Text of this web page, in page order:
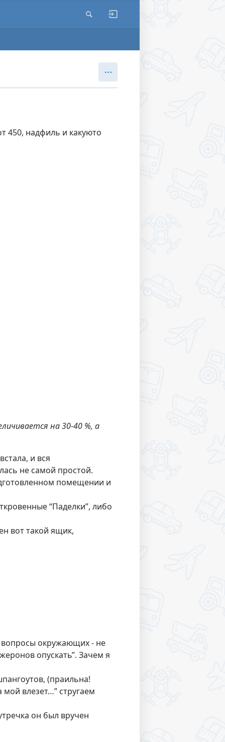
450, надфиль и какуюто
на 30-40 %, а
и вся
не самой простой.
помещении и
“Паделки”, либо
вот такой ящик,
вопросы окружающих - не
опускать”. Зачем я
(праильна!
влезет…” стругаем
он был вручен